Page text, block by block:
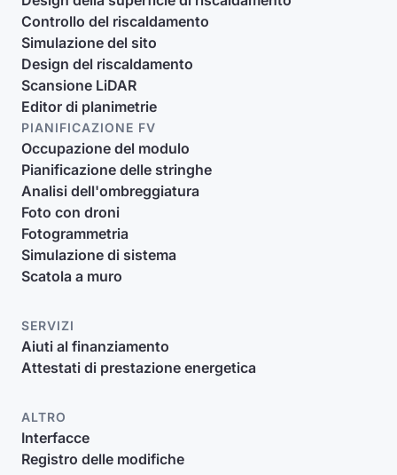
Controllo del riscaldamento
Simulazione del sito
Design del riscaldamento
Scansione LiDAR
Editor di planimetrie
PIANIFICAZIONE FV
Occupazione del modulo
Pianificazione delle stringhe
Analisi dell'ombreggiatura
Foto con droni
Fotogrammetria
Simulazione di sistema
Scatola a muro
SERVIZI
Aiuti al finanziamento
Attestati di prestazione energetica
ALTRO
Interfacce
Registro delle modifiche